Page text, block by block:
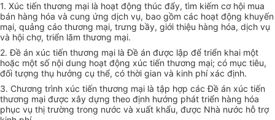
1. Xúc tiến thương mại là hoạt động thúc đẩy, tìm kiếm cơ hội mua
bán hàng hóa và cung ứng dịch vụ, bao gồm các hoạt động khuyến
mại, quảng cáo thương mại, trưng bầy, giới thiệu hàng hóa, dịch vụ
và hội chợ, triển lãm thương mại.
2. Đề án xúc tiến thương mại là Đề án được lập để triển khai một
hoặc một số nội dung hoạt động xúc tiến thương mại; có mục tiêu,
đối tượng thụ hưởng cụ thể, có thời gian và kinh phí xác định.
3. Chương trình xúc tiến thương mại là tập hợp các Đề án xúc tiến
thương mại được xây dựng theo định hướng phát triển hàng hóa
phục vụ thị trường trong nước và xuất khẩu, được Nhà nước hỗ trợ